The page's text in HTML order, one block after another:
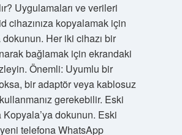
Uygulamaları ve verileri
cihazınıza kopyalamak için
dokunun. Her iki cihazı bir
bağlamak için ekrandaki
Önemli: Uyumlu bir
bir adaptör veya kablosuz
gerekebilir. Eski
Kopyala’ya dokunun. Eski
telefona WhatsApp